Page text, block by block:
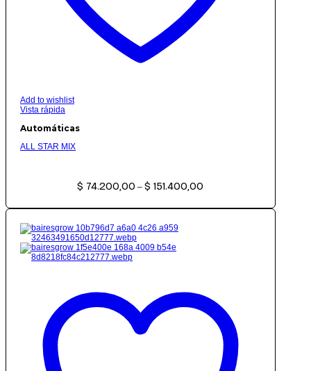
Add to wishlist
Vista rápida
Automáticas
ALL STAR MIX
$ 74.200,00 – $ 151.400,00